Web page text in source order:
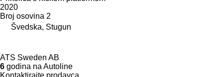
2020
Broj osovina 2
Švedska, Stugun
ATS Sweden AB
6 godina na Autoline
Kontaktirajte prodavca